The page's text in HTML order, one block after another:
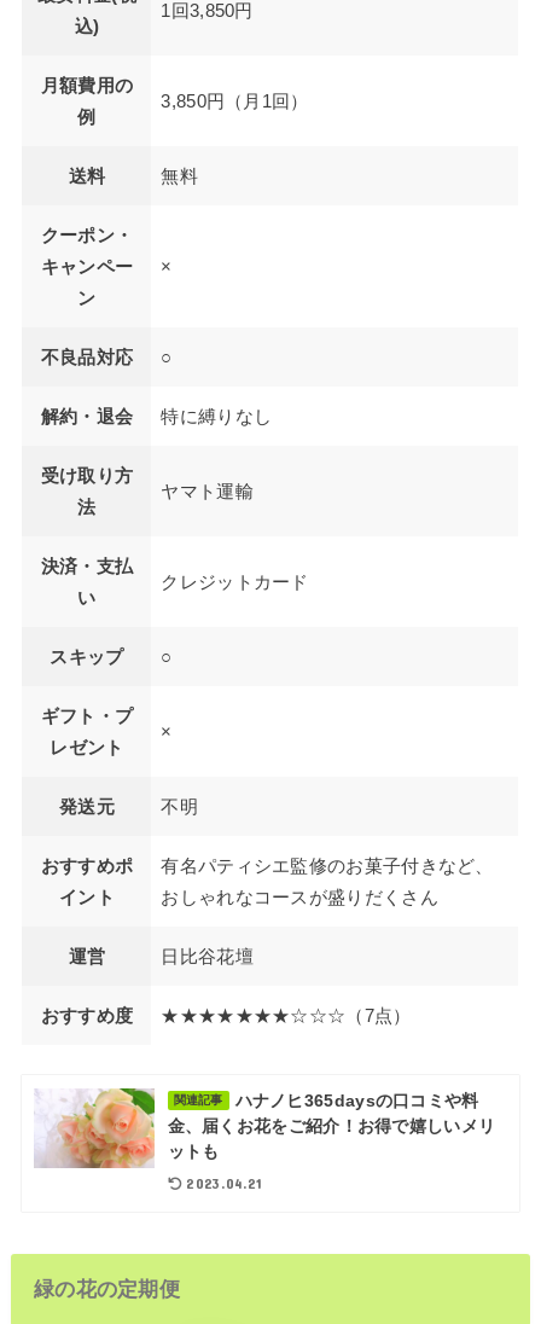
込)
1回3,850円
月額費用の
例
3,850円（月1回）
送料 無料
クーポン・
キャンペー
ン
×
不良品対応 ○
解約・退会 特に縛りなし
受け取り方
法
ヤマト運輸
決済・支払
い
クレジットカード
スキップ ○
ギフト・プ
レゼント
×
発送元 不明
おすすめポ
イント
有名パティシエ監修のお菓子付きなど、
おしゃれなコースが盛りだくさん
運営 日比谷花壇
おすすめ度 ★★★★★★★☆☆☆（7点）
関連記事
ハナノヒ365daysの口コミや料
金、届くお花をご紹介！お得で嬉しいメリ
ットも
2023.04.21
緑の花の定期便